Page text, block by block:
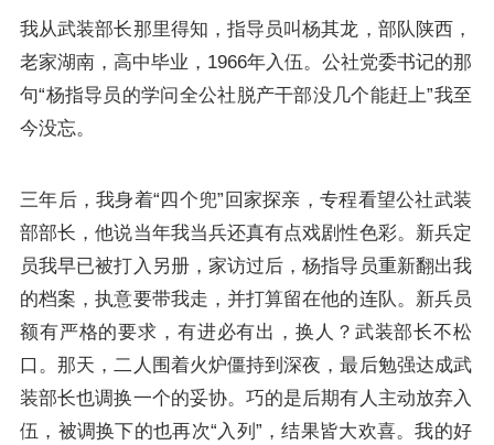
我从武装部长那里得知，指导员叫杨其龙，部队陕西，
老家湖南，高中毕业，1966年入伍。公社党委书记的那
句“杨指导员的学问全公社脱产干部没几个能赶上”我至
今没忘。
三年后，我身着“四个兜”回家探亲，专程看望公社武装
部部长，他说当年我当兵还真有点戏剧性色彩。新兵定
员我早已被打入另册，家访过后，杨指导员重新翻出我
的档案，执意要带我走，并打算留在他的连队。新兵员
额有严格的要求，有进必有出，换人？武装部长不松
口。那天，二人围着火炉僵持到深夜，最后勉强达成武
装部长也调换一个的妥协。巧的是后期有人主动放弃入
伍，被调换下的也再次“入列”，结果皆大欢喜。我的好